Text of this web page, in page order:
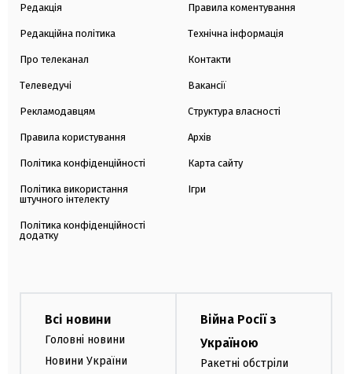
Редакція
Редакційна політика
Про телеканал
Телеведучі
Рекламодавцям
Правила користування
Політика конфіденційності
Політика використання
штучного інтелекту
Політика конфіденційності
додатку
Правила коментування
Технічна інформація
Контакти
Вакансії
Структура власності
Архів
Карта сайту
Ігри
Всі новини
Головні новини
Новини України
Війна Росії з
Україною
Ракетні обстріли